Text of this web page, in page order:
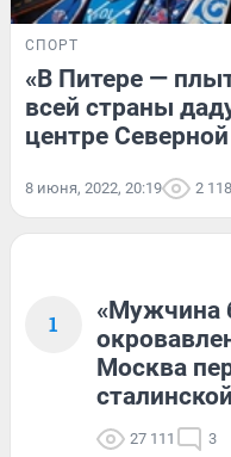
СПОРТ
«В Питере —
всей страны
центре
8 июня, 2022, 20:19 2 118
1
«Мужчина
Москва
27 111 3